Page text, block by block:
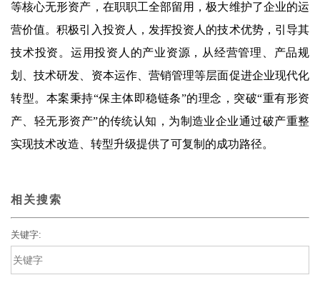
等核心无形资产，在职职工全部留用，极大维护了企业的运
营价值。积极引入投资人，发挥投资人的技术优势，引导其
技术投资。运用投资人的产业资源，从经营管理、产品规
划、技术研发、资本运作、营销管理等层面促进企业现代化
转型。本案秉持“保主体即稳链条”的理念，突破“重有形资
产、轻无形资产”的传统认知，为制造业企业通过破产重整
实现技术改造、转型升级提供了可复制的成功路径。
相关搜索
关键字: